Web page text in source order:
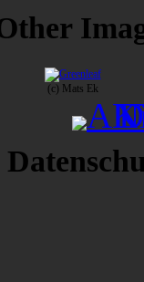
(c) Mats Ek